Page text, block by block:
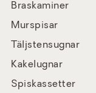
Braskaminer
Murspisar
Täljstensugnar
Kakelugnar
Spiskassetter